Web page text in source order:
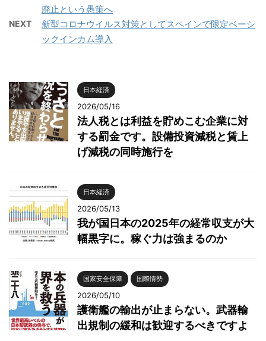
廃止という愚策へ
NEXT
新型コロナウイルス対策としてスペインで限定ベーシ
ックインカム導入
日本経済
2026/05/16
法人税とは利益を貯めこむ企業に対
する罰金です。設備投資減税と賃上
げ減税の同時施行を
日本経済
2026/05/13
我が国日本の2025年の経常収支が大
幅黒字に。稼ぐ力は強まるのか
国家安全保障 国際情勢
2026/05/10
護衛艦の輸出が止まらない。武器輸
出規制の緩和は歓迎するべきですよ